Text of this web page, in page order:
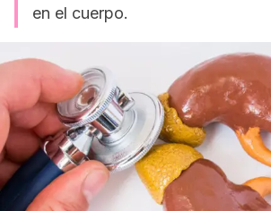
en el cuerpo.